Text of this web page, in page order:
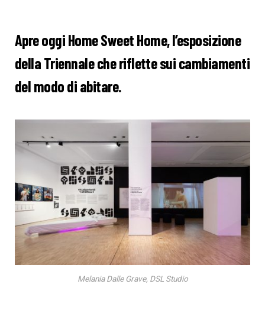
Apre oggi Home Sweet Home, l’esposizione
della Triennale che riflette sui cambiamenti
del modo di abitare.
Melania Dalle Grave, DSL Studio